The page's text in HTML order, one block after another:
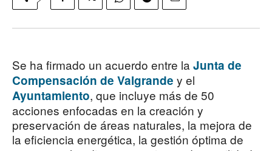
Se ha firmado un acuerdo entre la Junta de
Compensación de Valgrande y el
Ayuntamiento, que incluye más de 50
acciones enfocadas en la creación y
preservación de áreas naturales, la mejora de
la eficiencia energética, la gestión óptima de